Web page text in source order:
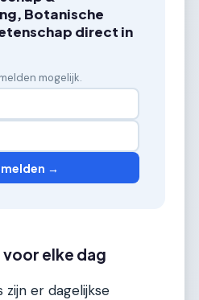
Botanische
direct in
mogelijk.
→
elke dag
er dagelijkse